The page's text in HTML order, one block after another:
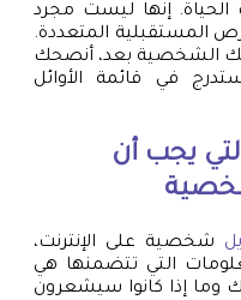
الحياة. إنها ليست مجرد
المستقبلية المتعددة.
الشخصية بعد، أنصحك
في قائمة الأوائل
يجب أن
شخصية على الإنترنت،
التي تتضمنها هي
وما إذا كانوا سيشعرون